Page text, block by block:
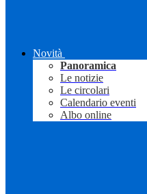
Novità
Panoramica
Le notizie
Le circolari
Calendario eventi
Albo online